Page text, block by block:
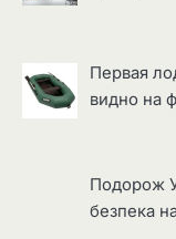
Первая
видно на
Подорож
безпека